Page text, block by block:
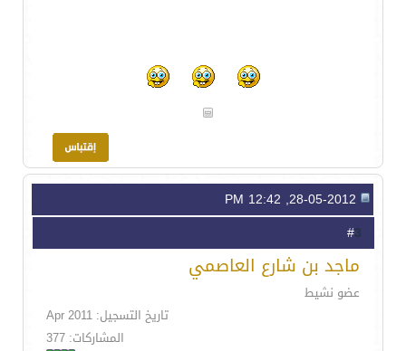
3
ماجد بن شارع العاصمي
عضو نشيط
تاريخ التسجيل: Apr 2011
المشاركات: 377